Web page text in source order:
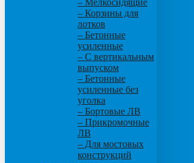
– Корзины для
лотков
– Бетонные
усиленные
– С вертикальным
выпуском
– Бетонные
усиленные без
уголка
– Бортовые ЛВ
– Прикромочные
ЛВ
– Для мостовых
конструкций